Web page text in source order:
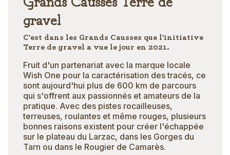
gravel
C'est dans les Grands Causses que l'initiative
Terre de gravel a vue le jour en 2021.
Fruit d'un partenariat avec la marque locale
Wish One pour la caractérisation des tracés, ce
sont aujourd'hui plus de 600 km de parcours
qui s'offrent aux passionnés et amateurs de la
pratique. Avec des pistes rocailleuses,
terreuses, roulantes et même rouges, plusieurs
bonnes raisons existent pour créer l'échappée
sur le plateau du Larzac, dans les Gorges du
Tarn ou dans le Rougier de Camarès.